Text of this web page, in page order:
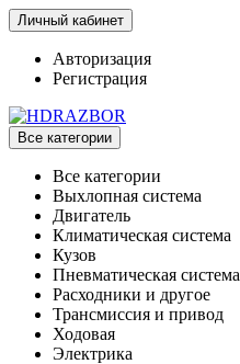
Личный кабинет
Авторизация
Регистрация
Все категории
Все категории
Выхлопная система
Двигатель
Климатическая система
Кузов
Пневматическая система
Расходники и другое
Трансмиссия и привод
Ходовая
Электрика